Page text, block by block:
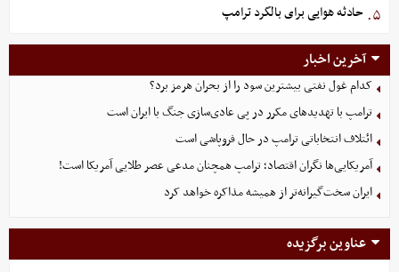
۵. حادثه هوایی برای بالگرد ترامپ
آخرین اخبار
کدام غول نفتی بیشترین سود را از بحران هرمز برد؟
ترامپ با تهدیدهای مکرر در پی عادی‌سازی جنگ با ایران است
ائتلاف انتخاباتی ترامپ در حال فروپاشی است
آمریکایی‌ها نگران اقتصاد؛ ترامپ همچنان مدعی عصر طلایی آمریکا است!
ایران سخت‌گیرانه‌تر از همیشه مذاکره خواهد کرد
عناوین برگزیده